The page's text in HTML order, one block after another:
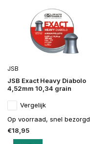
JSB
JSB Exact Heavy Diabolo
4,52mm 10,34 grain
Vergelijk
Op voorraad, snel bezorgd
€18,95